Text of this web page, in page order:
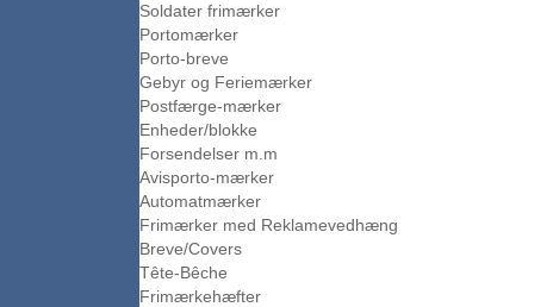
Soldater frimærker
Portomærker
Porto-breve
Gebyr og Feriemærker
Postfærge-mærker
Enheder/blokke
Forsendelser m.m
Avisporto-mærker
Automatmærker
Frimærker med Reklamevedhæng
Breve/Covers
Tête-Bêche
Frimærkehæfter